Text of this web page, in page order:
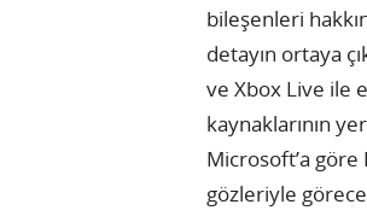
bileşenleri
detayın ortaya
ve Xbox Live ile
kaynaklarının
Microsoft’a göre
gözleriyle